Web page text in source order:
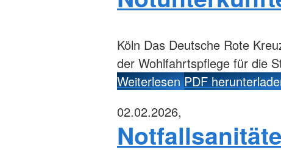
Köln Das Deutsche Rote
der Wohlfahrtspflege für die
WeiterlesenPDF
02.02.2026,